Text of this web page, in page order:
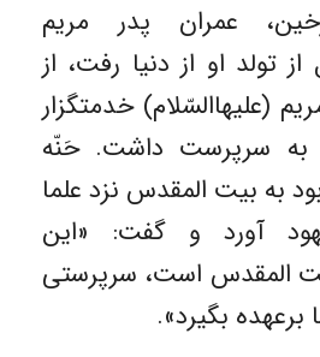
عمران پدر مریم
از تولد او از دنیا رفت، از
(علیهاالسّلام) خدمتگزار
به سرپرست داشت. حَنّه
به بیت المقدس نزد علما
آورد و گفت: «این
المقدس است، سرپرستی
برعهده بگیرد».